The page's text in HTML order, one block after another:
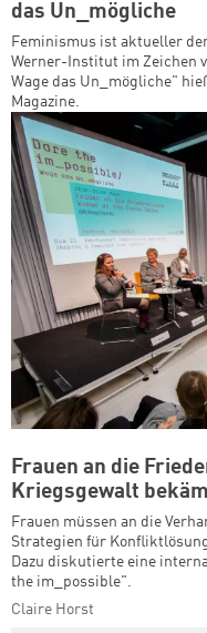
das Un_mögliche
Feminismus ist aktueller
Werner-Institut im Zeichen
Wage das Un_mögliche"
Magazine.
Frauen an die
Kriegsgewalt
Frauen müssen an die
Strategien für
Dazu diskutierte eine
the im_possible".
Claire Horst